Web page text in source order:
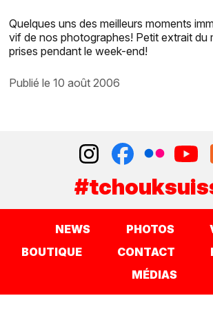
Quelques uns des meilleurs moments
vif de nos photographes! Petit extrait du
prises pendant le week-end!
publié le 10 août 2006
NEWS PHOTOS
BOUTIQUE
CONTACT
MÉDIAS